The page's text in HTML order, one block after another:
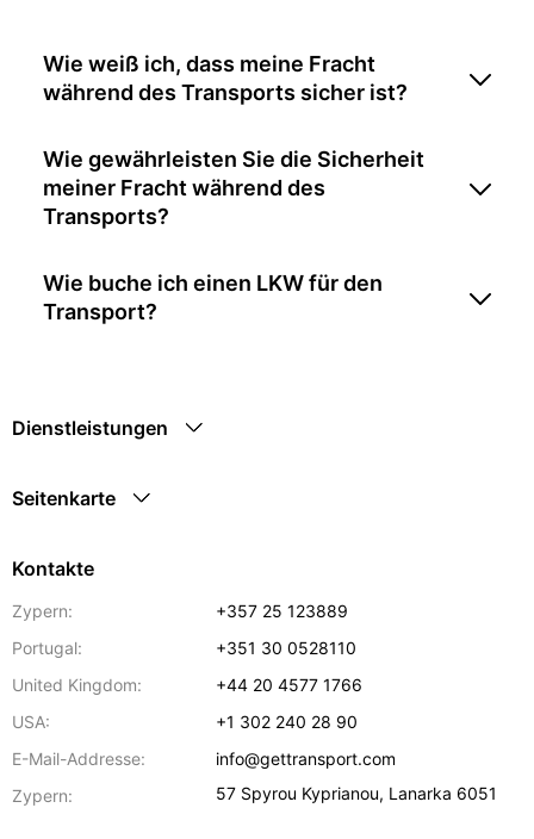
Wie weiß ich, dass meine Fracht
während des Transports sicher ist?
Wie gewährleisten Sie die Sicherheit
meiner Fracht während des
Transports?
Wie buche ich einen LKW für den
Transport?
Dienstleistungen
Seitenkarte
Kontakte
Zypern:
+357 25 123889
Portugal:
+351 30 0528110
United Kingdom:
+44 20 4577 1766
USA:
+1 302 240 28 90
E-Mail-Addresse:
info@gettransport.com
Zypern:
57 Spyrou Kyprianou, Lanarka 6051